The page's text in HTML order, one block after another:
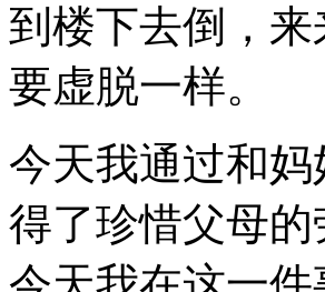
到楼下去倒，
要虚脱一样。
今天我通过和
得了珍惜父母